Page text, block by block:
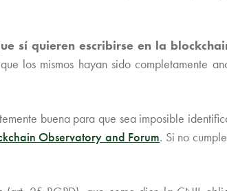
sí quieren escribirse en la
los mismos hayan sido completamente
buena para que sea imposible
Observatory and Forum. Si no